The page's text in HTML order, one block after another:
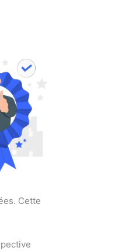
Cette